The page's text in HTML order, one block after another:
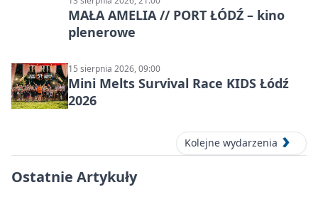
MAŁA AMELIA // PORT ŁÓDŹ – kino
plenerowe
15 sierpnia 2026, 09:00
Mini Melts Survival Race KIDS Łódź
2026
Kolejne wydarzenia
Ostatnie Artykuły